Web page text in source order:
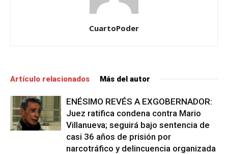
CuartoPoder
Artículo relacionados Más del autor
ENÉSIMO REVÉS A EXGOBERNADOR:
Juez ratifica condena contra Mario
Villanueva; seguirá bajo sentencia de
casi 36 años de prisión por
narcotráfico y delincuencia organizada